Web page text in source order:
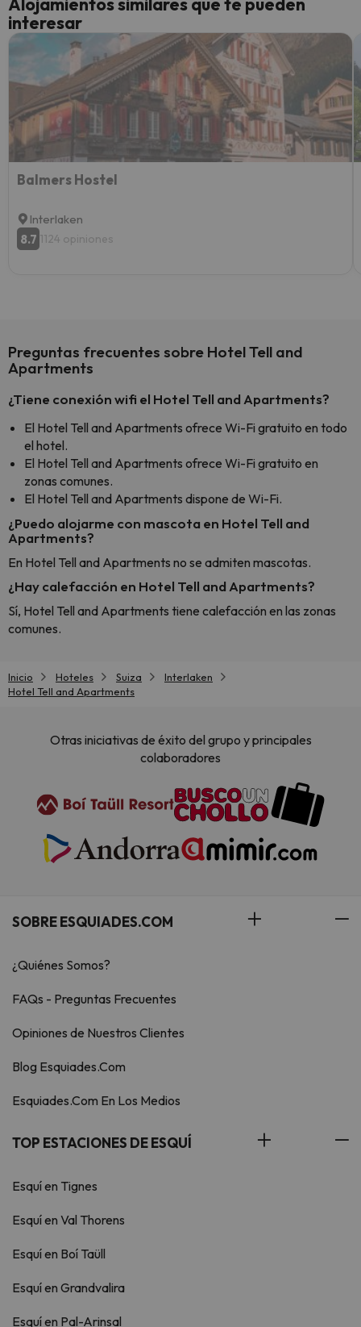
yo.
interesar
Balmers Hostel
Interlaken
8.7 1124 opiniones
Preguntas frecuentes sobre Hotel Tell and
Apartments
¿Tiene conexión wifi el Hotel Tell and Apartments?
El Hotel Tell and Apartments ofrece Wi-Fi gratuito en todo
el hotel.
El Hotel Tell and Apartments ofrece Wi-Fi gratuito en
zonas comunes.
El Hotel Tell and Apartments dispone de Wi-Fi.
¿Puedo alojarme con mascota en Hotel Tell and
Apartments?
En Hotel Tell and Apartments no se admiten mascotas.
¿Hay calefacción en Hotel Tell and Apartments?
Sí, Hotel Tell and Apartments tiene calefacción en las zonas
comunes.
Inicio Hoteles Suiza
Interlaken
Hotel Tell and Apartments
Otras iniciativas de éxito del grupo y principales
colaboradores
SOBRE ESQUIADES.COM
¿Quiénes Somos?
FAQs - Preguntas Frecuentes
Opiniones de Nuestros Clientes
Blog Esquiades.Com
Esquiades.Com En Los Medios
TOP ESTACIONES DE ESQUÍ
Esquí en Tignes
Esquí en Val Thorens
Esquí en Boí Taüll
Esquí en Grandvalira
Esquí en Pal-Arinsal